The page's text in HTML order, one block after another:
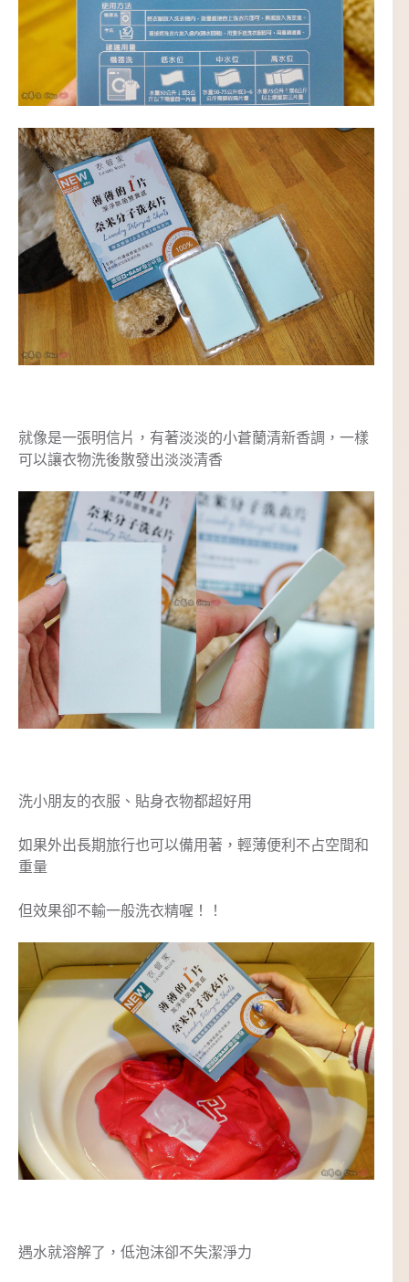
就像是一張明信片，有著淡淡的小蒼蘭清新香調，一樣
可以讓衣物洗後散發出淡淡清香
洗小朋友的衣服、貼身衣物都超好用
如果外出長期旅行也可以備用著，輕薄便利不占空間和
重量
但效果卻不輸一般洗衣精喔！！
遇水就溶解了，低泡沫卻不失潔淨力